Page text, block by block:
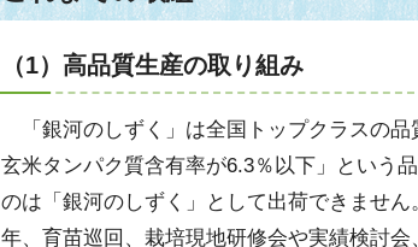
（1）高品質生産の取り組み
「銀河のしずく」は全国トップクラスの品
玄米タンパク質含有率が6.3％以下」という
のは「銀河のしずく」として出荷できませ
年、育苗巡回、栽培現地研修会や実績検討